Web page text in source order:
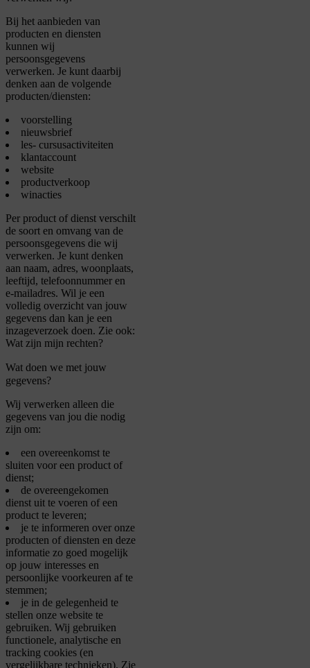
Bij het aanbieden van
producten en diensten
kunnen wij
persoonsgegevens
verwerken. Je kunt daarbij
denken aan de volgende
producten/diensten:
voorstelling
nieuwsbrief
les- cursusactiviteiten
klantaccount
website
productverkoop
winacties
Per product of dienst verschilt
de soort en omvang van de
persoonsgegevens die wij
verwerken. Je kunt denken
aan naam, adres, woonplaats,
leeftijd, telefoonnummer en
e-mailadres. Wil je een
volledig overzicht van jouw
gegevens dan kan je een
inzageverzoek doen. Zie ook:
Wat zijn mijn rechten?
Wat doen we met jouw
gegevens?
Wij verwerken alleen die
gegevens van jou die nodig
zijn om:
een overeenkomst te
sluiten voor een product of
dienst;
de overeengekomen
dienst uit te voeren of een
product te leveren;
je te informeren over onze
producten of diensten en deze
informatie zo goed mogelijk
op jouw interesses en
persoonlijke voorkeuren af te
stemmen;
je in de gelegenheid te
stellen onze website te
gebruiken. Wij gebruiken
functionele, analytische en
tracking cookies (en
vergelijkbare technieken). Zie